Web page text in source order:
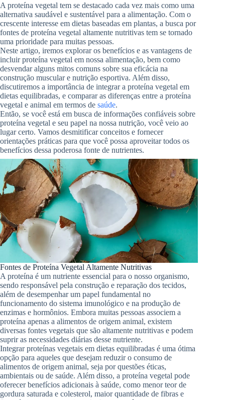
A proteína vegetal tem se destacado cada vez mais como uma
alternativa saudável e sustentável para a alimentação. Com o
crescente interesse em dietas baseadas em plantas, a busca por
fontes de proteína vegetal altamente nutritivas tem se tornado
uma prioridade para muitas pessoas.
Neste artigo, iremos explorar os benefícios e as vantagens de
incluir proteína vegetal em nossa alimentação, bem como
desvendar alguns mitos comuns sobre sua eficácia na
construção muscular e nutrição esportiva. Além disso,
discutiremos a importância de integrar a proteína vegetal em
dietas equilibradas, e comparar as diferenças entre a proteína
vegetal e animal em termos de saúde.
Então, se você está em busca de informações confiáveis sobre
proteína vegetal e seu papel na nossa nutrição, você veio ao
lugar certo. Vamos desmitificar conceitos e fornecer
orientações práticas para que você possa aproveitar todos os
benefícios dessa poderosa fonte de nutrientes.
Fontes de Proteína Vegetal Altamente Nutritivas
A proteína é um nutriente essencial para o nosso organismo,
sendo responsável pela construção e reparação dos tecidos,
além de desempenhar um papel fundamental no
funcionamento do sistema imunológico e na produção de
enzimas e hormônios. Embora muitas pessoas associem a
proteína apenas a alimentos de origem animal, existem
diversas fontes vegetais que são altamente nutritivas e podem
suprir as necessidades diárias desse nutriente.
Integrar proteínas vegetais em dietas equilibradas é uma ótima
opção para aqueles que desejam reduzir o consumo de
alimentos de origem animal, seja por questões éticas,
ambientais ou de saúde. Além disso, a proteína vegetal pode
oferecer benefícios adicionais à saúde, como menor teor de
gordura saturada e colesterol, maior quantidade de fibras e